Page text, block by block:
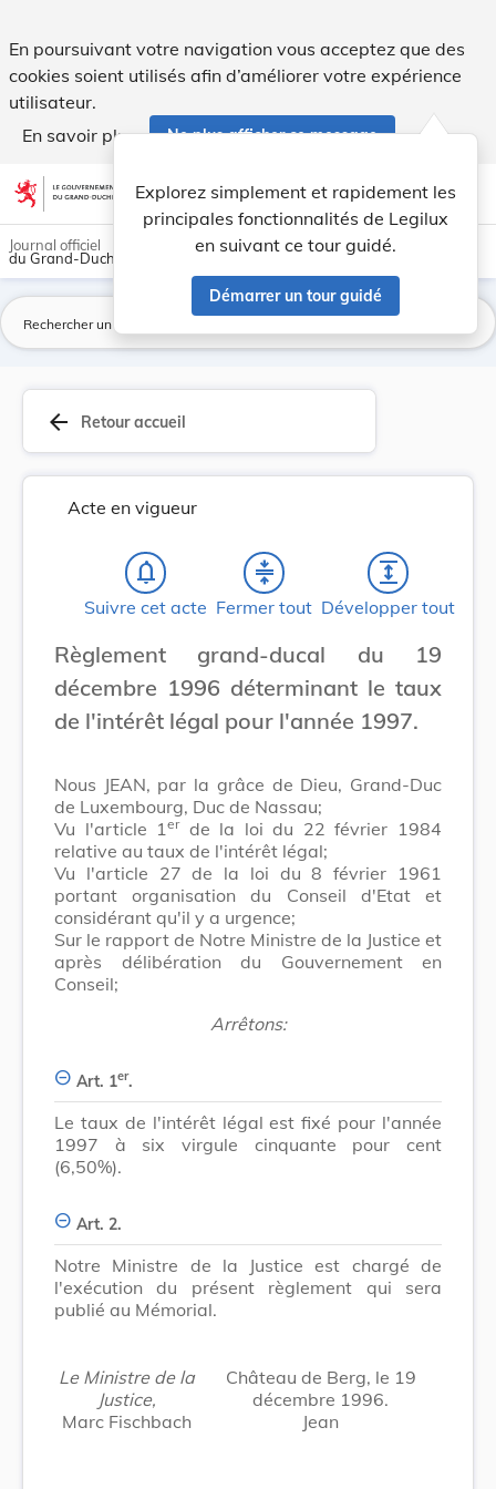
En poursuivant votre navigation vous acceptez que des
cookies soient utilisés afin d’améliorer votre expérience
utilisateur.
En savoir plus
Ne plus afficher ce message
Aller au contenu account_circle help Aide
Explorez simplement et rapidement les
principales fonctionnalités de Legilux
en suivant ce tour guidé.
Démarrer un tour guidé
light_mode dark_mode
Journal officiel
du Grand-Duché de Luxembourg
arrow_back Retour accueil
Acte en vigueur
notifications_none
Suivre cet acte
compress
Fermer tout
expand
Développer tout
Règlement grand-ducal du 19
décembre 1996 déterminant le taux
de l'intérêt légal pour l'année 1997.
Nous JEAN, par la grâce de Dieu, Grand-Duc
de Luxembourg, Duc de Nassau;
Vu l'article 1erde la loi du 22 février 1984
relative au taux de l'intérêt légal;
Vu l'article 27 de la loi du 8 février 1961
portant organisation du Conseil d'Etat et
considérant qu'il y a urgence;
Sur le rapport de Notre Ministre de la Justice et
après délibération du Gouvernement en
Conseil;
Arrêtons:
Art. 1er.
Le taux de l'intérêt légal est fixé pour l'année
1997 à six virgule cinquante pour cent
(6,50%).
Art. 2.
Notre Ministre de la Justice est chargé de
l'exécution du présent règlement qui sera
publié au Mémorial.
Le Ministre de la
Justice,
Marc Fischbach
Château de Berg, le 19
décembre 1996.
Jean